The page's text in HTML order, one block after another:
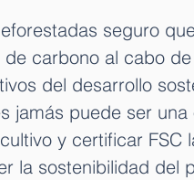
seguro
carbono al cabo
del desarrollo
jamás puede ser
y certificar FSC
la sostenibilidad del